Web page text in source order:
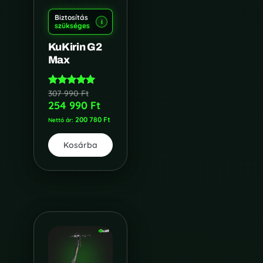
Biztosítás
szükséges
i
KuKirin G2
Max
Értékelés:
5.00
/ 5
307 990Ft
254 990 Ft
Nettó ár: 200 780 Ft
Kosárba